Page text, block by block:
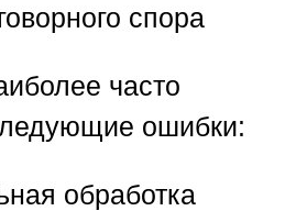
спора
часто
ошибки:
обработка